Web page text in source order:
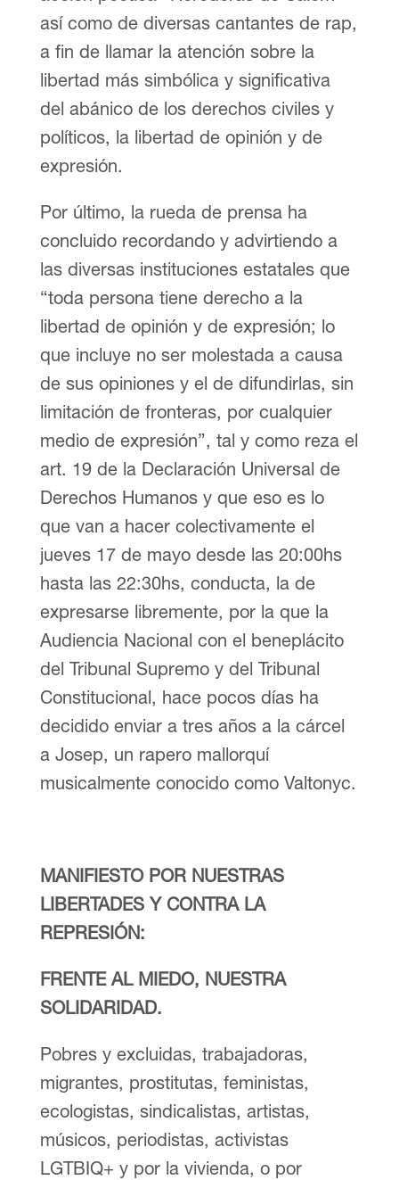
así como de diversas cantantes de rap,
a fin de llamar la atención sobre la
libertad más simbólica y significativa
del abánico de los derechos civiles y
políticos, la libertad de opinión y de
expresión.
Por último, la rueda de prensa ha
concluido recordando y advirtiendo a
las diversas instituciones estatales que
“toda persona tiene derecho a la
libertad de opinión y de expresión; lo
que incluye no ser molestada a causa
de sus opiniones y el de difundirlas, sin
limitación de fronteras, por cualquier
medio de expresión”, tal y como reza el
art. 19 de la Declaración Universal de
Derechos Humanos y que eso es lo
que van a hacer colectivamente el
jueves 17 de mayo desde las 20:00hs
hasta las 22:30hs, conducta, la de
expresarse libremente, por la que la
Audiencia Nacional con el beneplácito
del Tribunal Supremo y del Tribunal
Constitucional, hace pocos días ha
decidido enviar a tres años a la cárcel
a Josep, un rapero mallorquí
musicalmente conocido como Valtonyc.
MANIFIESTO POR NUESTRAS
LIBERTADES Y CONTRA LA
REPRESIÓN:
FRENTE AL MIEDO, NUESTRA
SOLIDARIDAD.
Pobres y excluidas, trabajadoras,
migrantes, prostitutas, feministas,
ecologistas, sindicalistas, artistas,
músicos, periodistas, activistas
LGTBIQ+ y por la vivienda, o por